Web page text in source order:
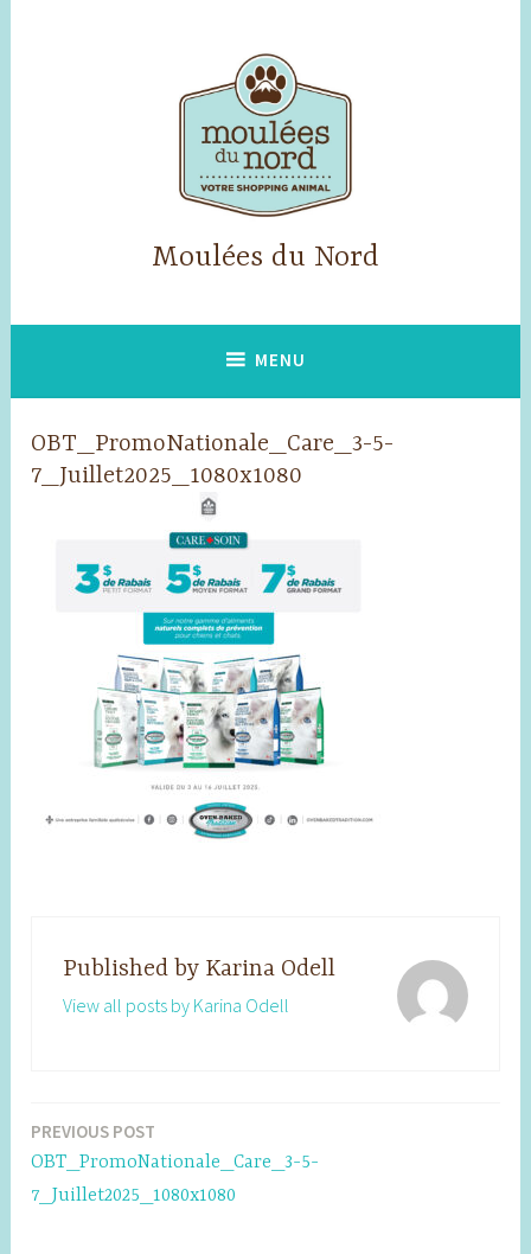
Moulées du Nord
MENU
OBT_PromoNationale_Care_3-5-
7_Juillet2025_1080x1080
Published by Karina Odell
View all posts by Karina Odell
Post
navigation
PREVIOUS POST
OBT_PromoNationale_Care_3-5-
7_Juillet2025_1080x1080